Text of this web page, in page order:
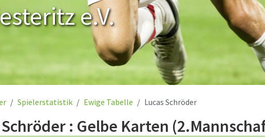
e.V.
Spielerstatistik Ewige Tabelle Lucas Schröder
Schröder : Gelbe Karten